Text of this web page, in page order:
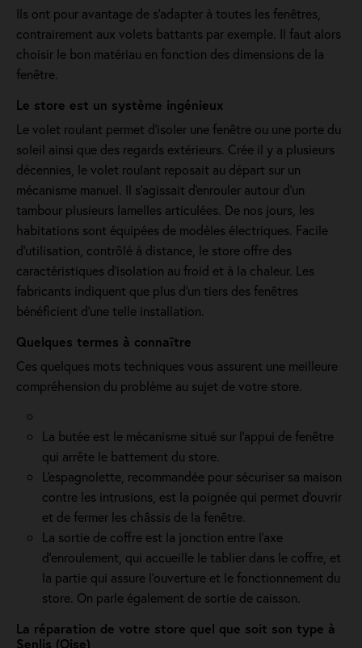
Ils ont pour avantage de s’adapter à toutes les fenêtres,
contrairement aux volets battants par exemple. Il faut alors
choisir le bon matériau en fonction des dimensions de la
fenêtre.
Le store est un système ingénieux
Le volet roulant permet d'isoler une fenêtre ou une porte du
soleil ainsi que des regards extérieurs. Crée il y a plusieurs
décennies, le volet roulant reposait au départ sur un
mécanisme manuel. Il s'agissait d'enrouler autour d'un
tambour plusieurs lamelles articulées. De nos jours, les
habitations sont équipées de modèles électriques. Facile
d'utilisation, contrôlé à distance, le store offre des
caractéristiques d'isolation au froid et à la chaleur. Les
fabricants indiquent que plus d'un tiers des fenêtres
bénéficient d'une telle installation.
Quelques termes à connaître
Ces quelques mots techniques vous assurent une meilleure
compréhension du problème au sujet de votre store.
La butée est le mécanisme situé sur l’appui de fenêtre
qui arrête le battement du store.
L'espagnolette, recommandée pour sécuriser sa maison
contre les intrusions, est la poignée qui permet d'ouvrir
et de fermer les châssis de la fenêtre.
La sortie de coffre est la jonction entre l’axe
d’enroulement, qui accueille le tablier dans le coffre, et
la partie qui assure l’ouverture et le fonctionnement du
store. On parle également de sortie de caisson.
La réparation de votre store quel que soit son type à
Senlis (Oise)